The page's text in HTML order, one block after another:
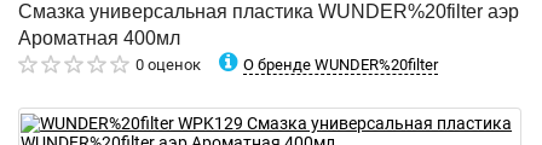
Смазка универсальная пластика WUNDER%20filter аэр
Ароматная 400мл
0 оценок О бренде WUNDER%20filter